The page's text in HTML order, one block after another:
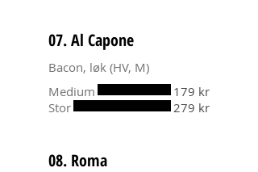
07. Al Capone
Bacon, løk (HV, M)
Medium
179 kr
Stor
279 kr
08. Roma